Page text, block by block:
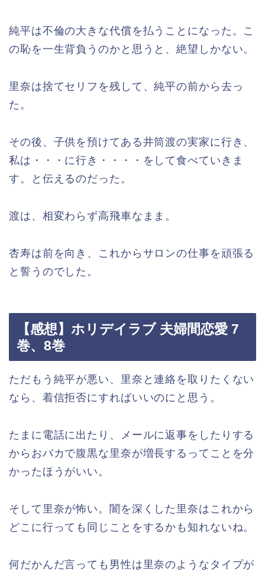
純平は不倫の大きな代償を払うことになった。こ
の恥を一生背負うのかと思うと、絶望しかない。
里奈は捨てセリフを残して、純平の前から去っ
た。
その後、子供を預けてある井筒渡の実家に行き、
私は・・・に行き・・・・をして食べていきま
す。と伝えるのだった。
渡は、相変わらず高飛車なまま。
杏寿は前を向き、これからサロンの仕事を頑張る
と誓うのでした。
【感想】ホリデイラブ 夫婦間恋愛 7
巻、8巻
ただもう純平が悪い、里奈と連絡を取りたくない
なら、着信拒否にすればいいのにと思う。
たまに電話に出たり、メールに返事をしたりする
からおバカで腹黒な里奈が増長するってことを分
かったほうがいい。
そして里奈が怖い。闇を深くした里奈はこれから
どこに行っても同じことをするかも知れないね。
何だかんだ言っても男性は里奈のようなタイプが